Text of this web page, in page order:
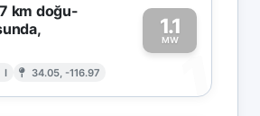
km doğu-
I 34.05, -116.97
1.1
MW
1